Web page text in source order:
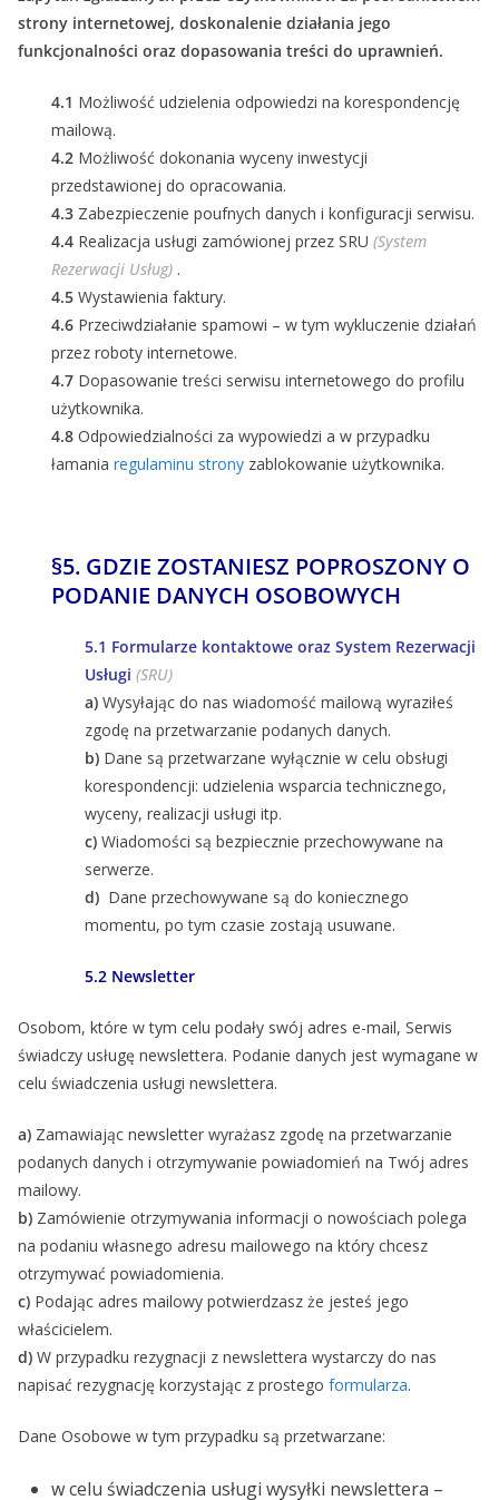
strony internetowej, doskonalenie działania jego
funkcjonalności oraz dopasowania treści do uprawnień.
4.1 Możliwość udzielenia odpowiedzi na korespondencję
mailową.
4.2 Możliwość dokonania wyceny inwestycji
przedstawionej do opracowania.
4.3 Zabezpieczenie poufnych danych i konfiguracji serwisu.
4.4 Realizacja usługi zamówionej przez SRU (System
Rezerwacji Usług) .
4.5 Wystawienia faktury.
4.6 Przeciwdziałanie spamowi – w tym wykluczenie działań
przez roboty internetowe.
4.7 Dopasowanie treści serwisu internetowego do profilu
użytkownika.
4.8 Odpowiedzialności za wypowiedzi a w przypadku
łamania regulaminu strony zablokowanie użytkownika.
§5. GDZIE ZOSTANIESZ POPROSZONY O
PODANIE DANYCH OSOBOWYCH
5.1 Formularze kontaktowe oraz System Rezerwacji
Usługi (SRU)
a) Wysyłając do nas wiadomość mailową wyraziłeś
zgodę na przetwarzanie podanych danych.
b) Dane są przetwarzane wyłącznie w celu obsługi
korespondencji: udzielenia wsparcia technicznego,
wyceny, realizacji usługi itp.
c) Wiadomości są bezpiecznie przechowywane na
serwerze.
d) Dane przechowywane są do koniecznego
momentu, po tym czasie zostają usuwane.
5.2 Newsletter
Osobom, które w tym celu podały swój adres e-mail, Serwis
świadczy usługę newslettera. Podanie danych jest wymagane w
celu świadczenia usługi newslettera.
a) Zamawiając newsletter wyrażasz zgodę na przetwarzanie
podanych danych i otrzymywanie powiadomień na Twój adres
mailowy.
b) Zamówienie otrzymywania informacji o nowościach polega
na podaniu własnego adresu mailowego na który chcesz
otrzymywać powiadomienia.
c) Podając adres mailowy potwierdzasz że jesteś jego
właścicielem.
d) W przypadku rezygnacji z newslettera wystarczy do nas
napisać rezygnację korzystając z prostego formularza.
Dane Osobowe w tym przypadku są przetwarzane:
w celu świadczenia usługi wysyłki newslettera –